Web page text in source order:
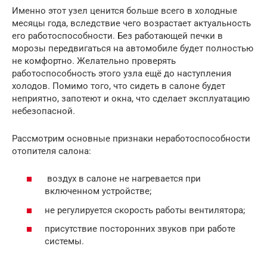
Именно этот узел ценится больше всего в холодные
месяцы года, вследствие чего возрастает актуальность
его работоспособности. Без работающей печки в
морозы передвигаться на автомобиле будет полностью
не комфортно. Желательно проверять
работоспособность этого узла ещё до наступления
холодов. Помимо того, что сидеть в салоне будет
неприятно, запотеют и окна, что сделает эксплуатацию
небезопасной.
Рассмотрим основные признаки неработоспособности
отопителя салона:
воздух в салоне не нагревается при
включенном устройстве;
не регулируется скорость работы вентилятора;
присутствие посторонних звуков при работе
системы.